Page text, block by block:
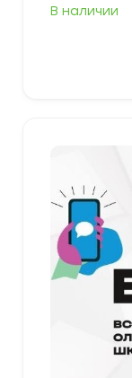
В наличии